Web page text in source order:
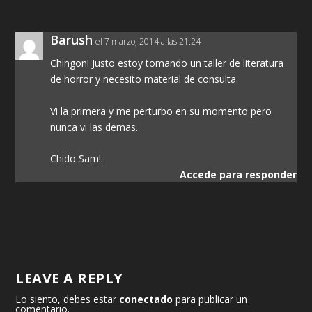
Barush el 7 marzo, 2014 a las 21:24
Chingon! Justo estoy tomando un taller de literatura
de horror y necesito material de consulta.
Vi la primera y me perturbo en su momento pero
nunca vi las demas.
Chido Sam!.
Accede para responder
LEAVE A REPLY
Lo siento, debes estar conectado para publicar un
comentario.